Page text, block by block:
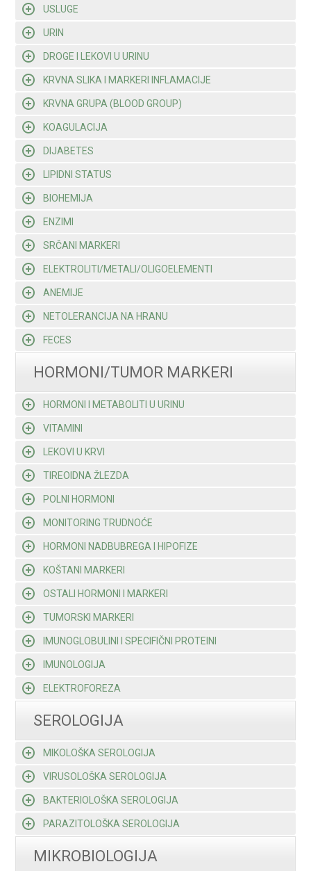
USLUGE
URIN
DROGE I LEKOVI U URINU
KRVNA SLIKA I MARKERI INFLAMACIJE
KRVNA GRUPA (BLOOD GROUP)
KOAGULACIJA
DIJABETES
LIPIDNI STATUS
BIOHEMIJA
ENZIMI
SRČANI MARKERI
ELEKTROLITI/METALI/OLIGOELEMENTI
ANEMIJE
NETOLERANCIJA NA HRANU
FECES
HORMONI/TUMOR MARKERI
HORMONI I METABOLITI U URINU
VITAMINI
LEKOVI U KRVI
TIREOIDNA ŽLEZDA
POLNI HORMONI
MONITORING TRUDNOĆE
HORMONI NADBUBREGA I HIPOFIZE
KOŠTANI MARKERI
OSTALI HORMONI I MARKERI
TUMORSKI MARKERI
IMUNOGLOBULINI I SPECIFIČNI PROTEINI
IMUNOLOGIJA
ELEKTROFOREZA
SEROLOGIJA
MIKOLOŠKA SEROLOGIJA
VIRUSOLOŠKA SEROLOGIJA
BAKTERIOLOŠKA SEROLOGIJA
PARAZITOLOŠKA SEROLOGIJA
MIKROBIOLOGIJA